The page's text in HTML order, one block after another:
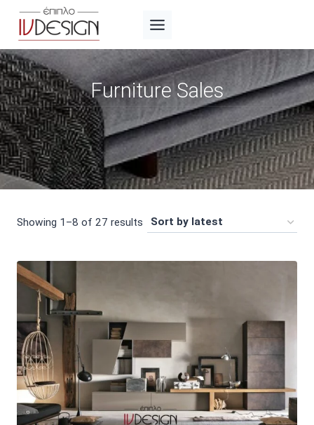
Skip
content
Furniture Sales
Showing 1–8 of 27 results Sorted
latest